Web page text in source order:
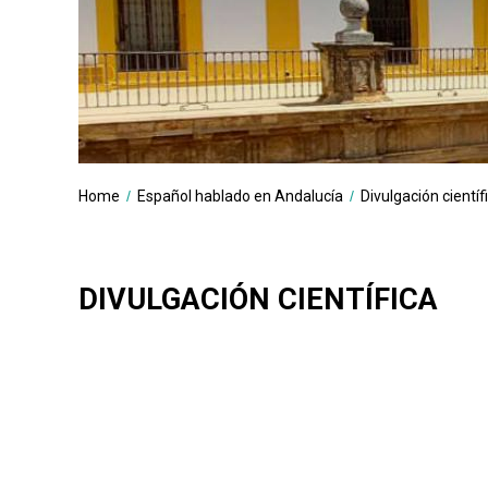
EL
BREADCRUMBS
You
Home Español hablado en Andalucía Divulgación
DIVULGACIÓN CIENTÍFICA